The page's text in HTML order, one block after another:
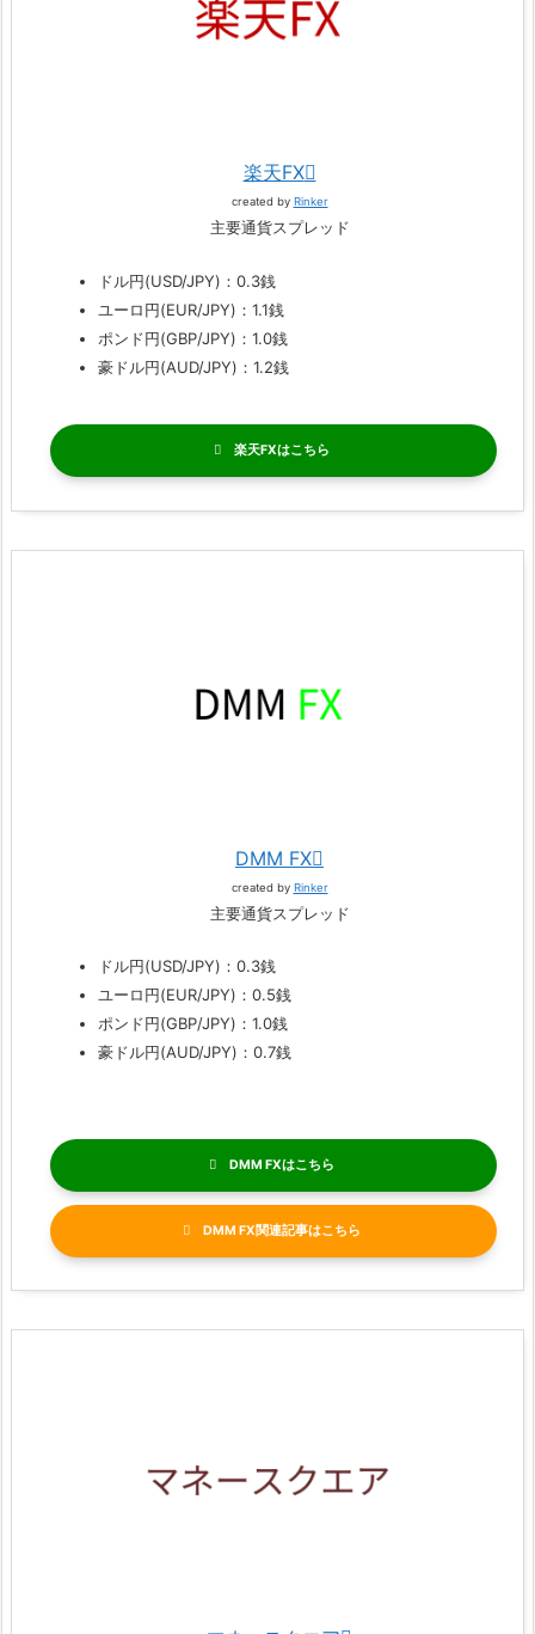
楽天FX
created by Rinker
主要通貨スプレッド
ドル円(USD/JPY)：0.3銭
ユーロ円(EUR/JPY)：1.1銭
ポンド円(GBP/JPY)：1.0銭
豪ドル円(AUD/JPY)：1.2銭
楽天FX
DMM FX
created by Rinker
主要通貨スプレッド
ドル円(USD/JPY)：0.3銭
ユーロ円(EUR/JPY)：0.5銭
ポンド円(GBP/JPY)：1.0銭
豪ドル円(AUD/JPY)：0.7銭
DMM FX
DMM FX関連記事